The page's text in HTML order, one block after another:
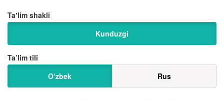
Taʼlim shakli
Kunduzgi
Ta’lim tili
O‘zbek
Rus